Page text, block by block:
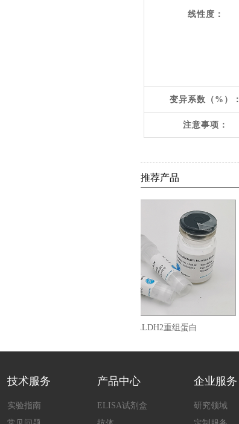
线性度：
变异系数（%）：
注意事项：
推荐产品
人源ALDH2重组蛋白
技术服务
实验指南
产品中心
ELISA试剂盒
企业服务
研究领域